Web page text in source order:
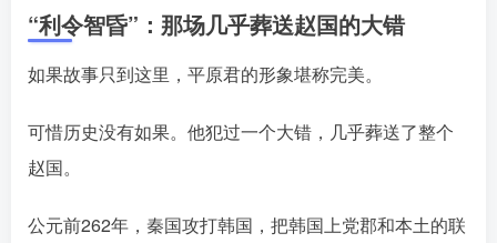
“利令智昏”：那场几乎葬送赵国的大错
如果故事只到这里，平原君的形象堪称完美。
可惜历史没有如果。他犯过一个大错，几乎葬送了整个
赵国。
公元前262年，秦国攻打韩国，把韩国上党郡和本土的联